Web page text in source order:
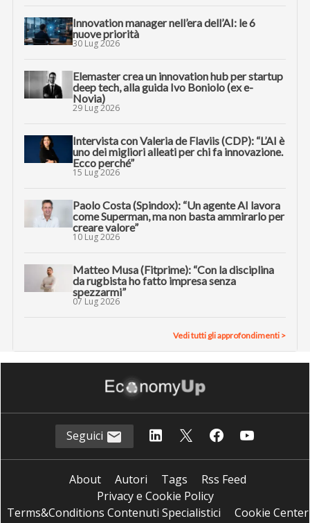
Innovation manager nell’era dell’AI: le 6
nuove priorità
30 Lug 2026
Elemaster crea un innovation hub per startup
deep tech, alla guida Ivo Boniolo (ex e-
Novia)
29 Lug 2026
Intervista con Valeria de Flaviis (CDP): “L’AI è
uno dei migliori alleati per chi fa innovazione.
Ecco perché”
15 Lug 2026
Paolo Costa (Spindox): “Un agente AI lavora
come Superman, ma non basta ammirarlo per
creare valore”
10 Lug 2026
Matteo Musa (Fitprime): “Con la disciplina
da rugbista ho fatto impresa senza
spezzarmi”
07 Lug 2026
Vedi tutti gli approfondimenti >
Seguici
About Autori Tags
Rss Feed
Privacy e Cookie Policy
Terms&Conditions Contenuti Specialistici
Cookie Center